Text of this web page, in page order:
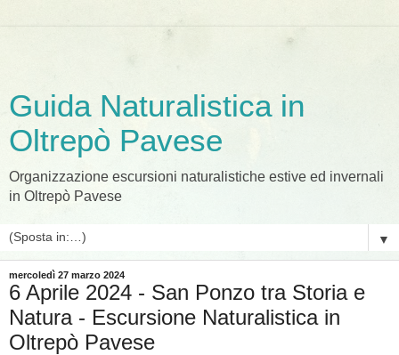
Guida Naturalistica in
Oltrepò Pavese
Organizzazione escursioni naturalistiche estive ed invernali
in Oltrepò Pavese
▼
mercoledì 27 marzo 2024
6 Aprile 2024 - San Ponzo tra Storia e
Natura - Escursione Naturalistica in
Oltrepò Pavese